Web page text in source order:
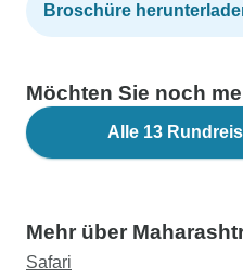
Broschüre
Möchten Sie noch
Alle 13
Mehr über
Safari